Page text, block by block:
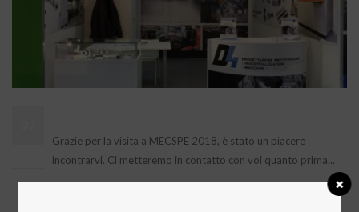
Grazie per la visita a MECSPE 2018, è stato un piacere
incontrarvi. Ci metteremo in contatto con voi quanto prima...
leggi tutto